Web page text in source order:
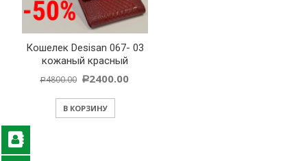
Кошелек Desisan 067- 03
кожаный красный
Р4800.00 Р2400.00
В КОРЗИНУ